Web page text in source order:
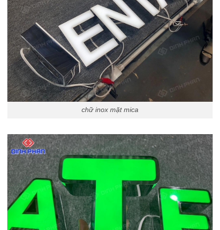
chữ inox mặt mica